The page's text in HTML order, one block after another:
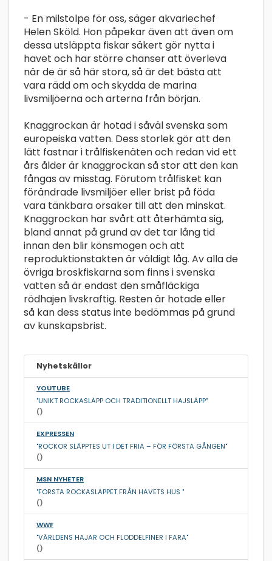
- En milstolpe för oss, säger akvariechef
Helen Sköld. Hon påpekar även att även om
dessa utsläppta fiskar säkert gör nytta i
havet och har större chanser att överleva
när de är så här stora, så är det bästa att
vara rädd om och skydda de marina
livsmiljöerna och arterna från början.
Knaggrockan är hotad i såväl svenska som
europeiska vatten. Dess storlek gör att den
lätt fastnar i trålfiskenäten och redan vid ett
års ålder är knaggrockan så stor att den kan
fångas av misstag. Förutom trålfisket kan
förändrade livsmiljöer eller brist på föda
vara tänkbara orsaker till att den minskat.
Knaggrockan har svårt att återhämta sig,
bland annat på grund av det tar lång tid
innan den blir könsmogen och att
reproduktionstakten är väldigt låg. Av alla de
övriga broskfiskarna som finns i svenska
vatten så är endast den småfläckiga
rödhajen livskraftig. Resten är hotade eller
så kan dess status inte bedömmas på grund
av kunskapsbrist.
Nyhetskällor
YOUTUBE
"UNIKT ROCKASLÄPP OCH TRADITIONELLT HAJSLÄPP"
()
EXPRESSEN
"ROCKOR SLÄPPTES UT I DET FRIA – FÖR FÖRSTA GÅNGEN"
()
MSN NYHETER
"FÖRSTA ROCKASLÄPPET FRÅN HAVETS HUS "
()
WWF
"VÄRLDENS HAJAR OCH FLODDELFINER I FARA"
()